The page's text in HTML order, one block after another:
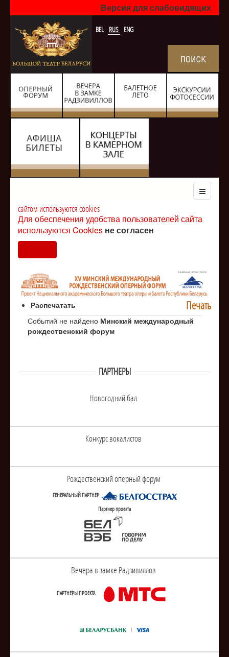
Версия для слабовидящих
BEL RUS ENG
сайтом используются cookies
Для обеспечения удобства пользователей сайта
используются Cookies не согласен
Печать
Распечатать
Событий не найдено Минский международный
рождественский форум
ПАРТНЕРЫ
Новогодний бал
Конкурс вокалистов
Рождественский оперный форум
ГЕНЕРАЛЬНЫЙ ПАРТНЕР
Партнер проекта
Вечера в замке Радзивиллов
ПАРТНЕРЫ ПРОЕКТА